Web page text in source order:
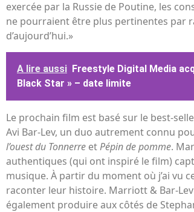
exercée par la Russie de Poutine, les
ne pourraient être plus pertinentes par
d’aujourd’hui.»
A lire aussi Freestyle Digital Media
Black Star » – date limite
Le prochain film est basé sur le best-
Avi Bar-Lev, un duo autrement connu
l’ouest du Tonnerre etPépin de pomme.
authentiques (qui ont inspiré le film)
musique. À partir du moment où j’ai vu
raconter leur histoire. Marriott & Bar-
également produire aux côtés de